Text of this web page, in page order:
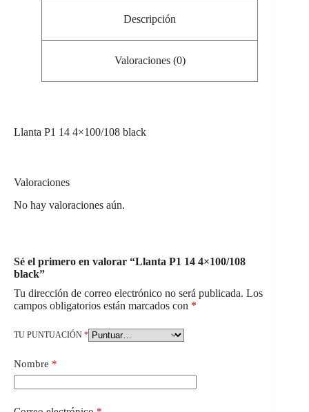
Descripción
Valoraciones (0)
Llanta P1 14 4×100/108 black
Valoraciones
No hay valoraciones aún.
Sé el primero en valorar “Llanta P1 14 4×100/108
black”
Tu dirección de correo electrónico no será publicada. Los
campos obligatorios están marcados con *
TU PUNTUACIÓN *
Nombre *